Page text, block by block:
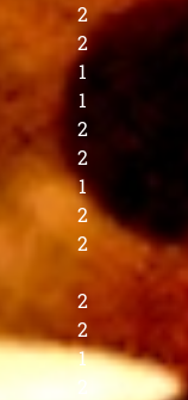
2
2
1
1
2
2
1
2
2
2
2
1
2